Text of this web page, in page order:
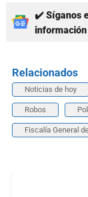
✔️ Síganos
Relacionados
Noticias de hoy
Robos
Fiscalía General